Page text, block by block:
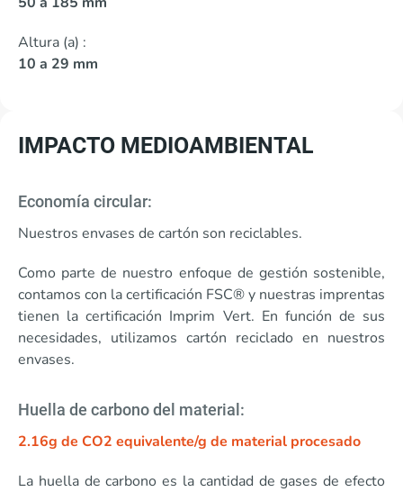
Altura (a) :
10 a 29 mm
IMPACTO MEDIOAMBIENTAL
Economía circular:
Nuestros envases de cartón son reciclables.
Como parte de nuestro enfoque de gestión sostenible,
contamos con la certificación FSC® y nuestras imprentas
tienen la certificación Imprim Vert. En función de sus
necesidades, utilizamos cartón reciclado en nuestros
envases.
Huella de carbono del material:
2.16g de CO2 equivalente/g de material procesado
La huella de carbono es la cantidad de gases de efecto